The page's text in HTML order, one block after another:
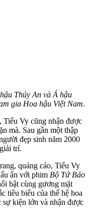
Thúy An và Á hậu
gia Hoa hậu Việt Nam.
Tiểu Vy cũng nhận được
mà. Sau gần một thập
đẹp sinh năm 2000
trí.
quảng cáo, Tiểu Vy
ấn với phim Bộ Tứ Báo
bật cùng gương mặt
tiêu biểu của thế hệ hoa
sự kiện lớn và nhận được